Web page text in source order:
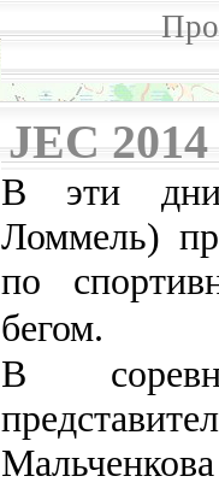
JEC 2014
В эти
Ломмель)
по
бегом.
В